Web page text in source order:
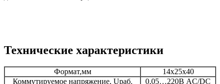
Технические характеристики
Формат,мм
14х25х40
Коммутируемое напряжение, Uраб.
0,05…220В AC/DC